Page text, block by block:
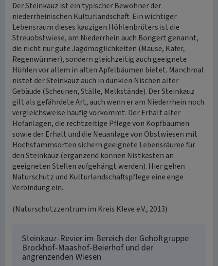
Der Steinkauz ist ein typischer Bewohner der
niederrheinischen Kulturlandschaft. Ein wichtiger
Lebensraum dieses kauzigen Höhlenbrüters ist die
Streuobstwiese, am Niederrhein auch Bongert genannt,
die nicht nur gute Jagdmöglichkeiten (Mäuse, Käfer,
Regenwürmer), sondern gleichzeitig auch geeignete
Höhlen vor allem in alten Apfelbäumen bietet. Manchmal
nistet der Steinkauz auch in dunklen Nischen alter
Gebäude (Scheunen, Ställe, Melkstände). Der Steinkauz
gilt als gefährdete Art, auch wenn er am Niederrhein noch
vergleichsweise häufig vorkommt. Der Erhalt alter
Hofanlagen, die rechtzeitige Pflege von Kopfbäumen
sowie der Erhalt und die Neuanlage von Obstwiesen mit
Hochstammsorten sichern geeignete Lebensräume für
den Steinkauz (ergänzend können Nistkästen an
geeigneten Stellen aufgehängt werden). Hier gehen
Naturschutz und Kulturlandschaftspflege eine enge
Verbindung ein.
(Naturschutzzentrum im Kreis Kleve e.V., 2013)
Steinkauz-Revier im Bereich der Gehöftgruppe
Brockhof-Maashof-Beierhof und der
angrenzenden Wiesen